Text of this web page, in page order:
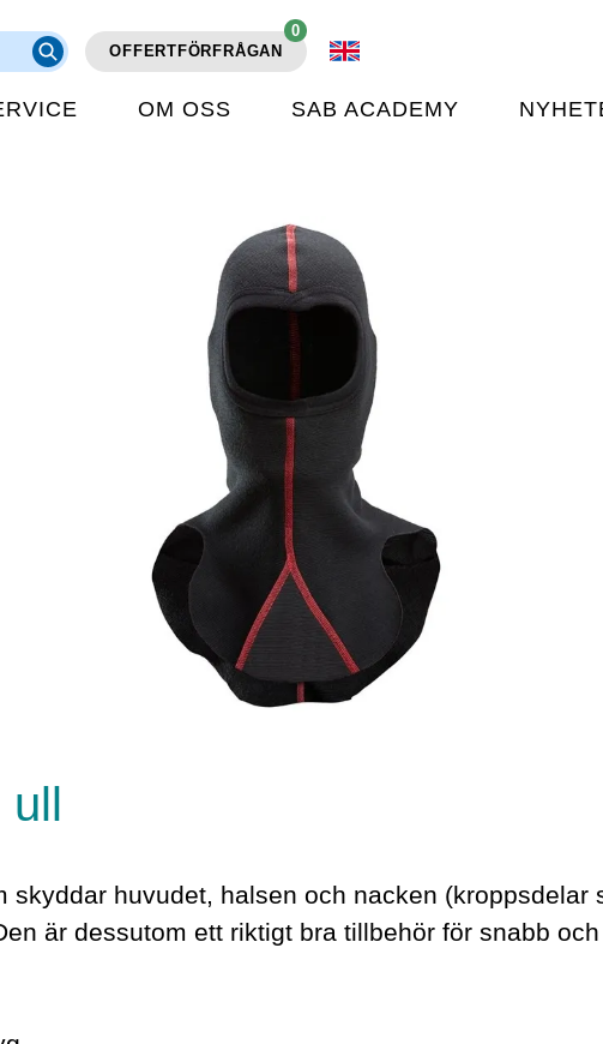
OFFERTFÖRFRÅGAN
0
OM OSS SAB ACADEMY
ull
skyddar huvudet, halsen och nacken (kroppsdelar
är dessutom ett riktigt bra tillbehör för snabb